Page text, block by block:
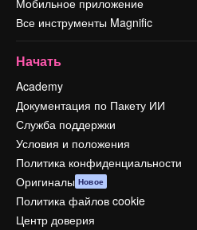
Мобильное приложение
Все инструменты Magnific
Начать
Academy
Документация по Пакету ИИ
Служба поддержки
Условия и положения
Политика конфиденциальности
Оригиналы Новое
Политика файлов cookie
Центр доверия